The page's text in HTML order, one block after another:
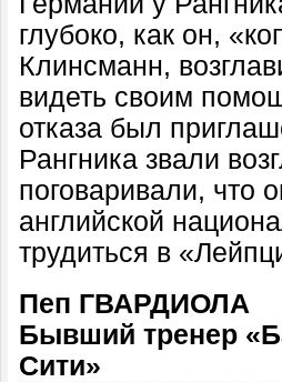
глубоко, как он,
Клинсманн,
видеть своим
отказа был
Рангника звали
поговаривали, что
английской
трудиться в
Пеп ГВАРДИОЛА
Бывший тренер
Сити»